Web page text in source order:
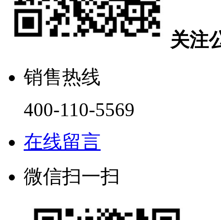
关注
销售热线
400-110-5569
在线留言
微信扫一扫